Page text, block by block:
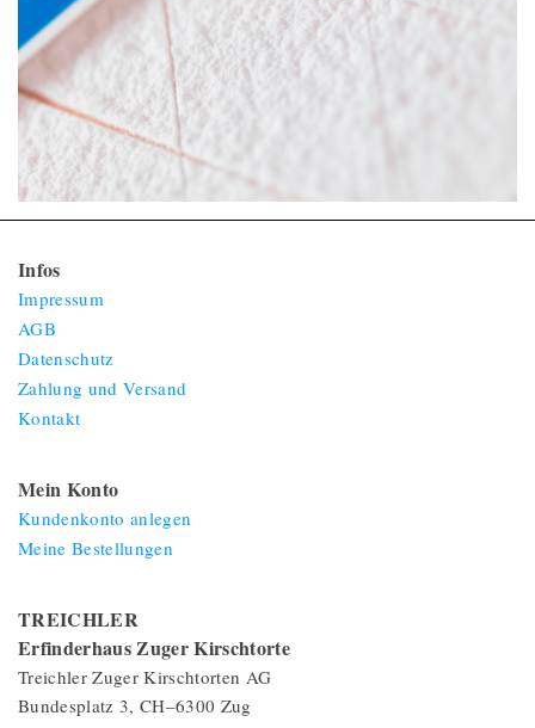
Infos
Impressum
AGB
Datenschutz
Zahlung und Versand
Kontakt
Mein Konto
Kundenkonto anlegen
Meine Bestellungen
TREICHLER
Erfinderhaus Zuger Kirschtorte
Treichler Zuger Kirschtorten AG
Bundesplatz 3, CH–6300 Zug